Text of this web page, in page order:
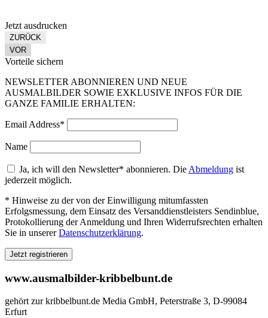
Jetzt ausdrucken
ZURÜCK
VOR
Vorteile sichern
NEWSLETTER ABONNIEREN UND NEUE
AUSMALBILDER SOWIE EXKLUSIVE INFOS FÜR DIE
GANZE FAMILIE ERHALTEN:
Email Address*
Name
Ja, ich will den Newsletter* abonnieren. Die Abmeldung ist
jederzeit möglich.
* Hinweise zu der von der Einwilligung mitumfassten
Erfolgsmessung, dem Einsatz des Versanddienstleisters Sendinblue,
Protokollierung der Anmeldung und Ihren Widerrufsrechten erhalten
Sie in unsererDatenschutzerklärung.
www.ausmalbilder-kribbelbunt.de
gehört zur kribbelbunt.de Media GmbH, Peterstraße 3, D-99084
Erfurt